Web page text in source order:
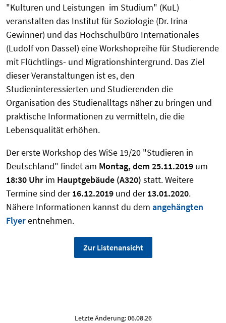
"Kulturen und Leistungen im Studium" (KuL)
veranstalten das Institut für Soziologie (Dr. Irina
Gewinner) und das Hochschulbüro Internationales
(Ludolf von Dassel) eine Workshopreihe für Studierende
mit Flüchtlings- und Migrationshintergrund. Das Ziel
dieser Veranstaltungen ist es, den
Studieninteressierten und Studierenden die
Organisation des Studienalltags näher zu bringen und
praktische Informationen zu vermitteln, die die
Lebensqualität erhöhen.
Der erste Workshop des WiSe 19/20 "Studieren in
Deutschland" findet am Montag, dem 25.11.2019 um
18:30 Uhr im Hauptgebäude (A320) statt. Weitere
Termine sind der16.12.2019 und der13.01.2020.
Nähere Informationen kannst du dem angehängten
Flyerentnehmen.
Zur Listenansicht
Letzte Änderung: 06.08.26